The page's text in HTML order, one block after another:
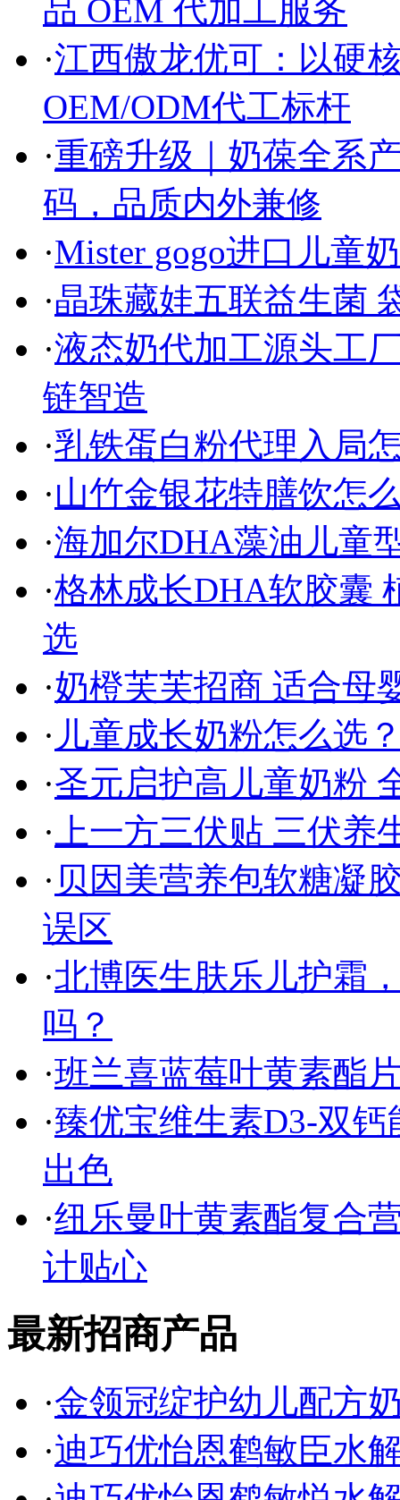
品 OEM 代加工服务
·江西傲龙优可：以硬
OEM/ODM代工标杆
·重磅升级｜奶葆全系
码，品质内外兼修
·Mister gogo进口儿童
·晶珠藏娃五联益生菌
·液态奶代加工源头工
链智造
·乳铁蛋白粉代理入局
·山竹金银花特膳饮怎
·海加尔DHA藻油儿童
·格林成长DHA软胶囊
选
·奶橙芙芙招商 适合母
· 儿童成长奶粉怎么选
·圣元启护高儿童奶粉
· 上一方三伏贴 三伏
· 贝因美营养包软糖凝
误区
·北博医生肤乐儿护霜
吗？
·班兰喜蓝莓叶黄素酯
·臻优宝维生素D3-双
出色
·纽乐曼叶黄素酯复合
计贴心
最新招商产品
·金领冠绽护幼儿配方
·迪巧优怡恩鹤敏臣水